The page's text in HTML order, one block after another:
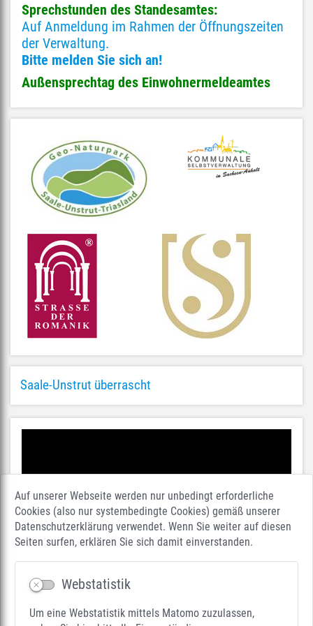
Auf unserer Webseite werden nur unbedingt erforderliche
Cookies (also nur systembedingte Cookies) gemäß unserer
Datenschutzerklärung verwendet. Wenn Sie weiter auf diesen
Seiten surfen, erklären Sie sich damit einverstanden.
Webstatistik
Um eine Webstatistik mittels Matomo zuzulassen,
Sprechstunden des Standesamtes:
Auf Anmeldung im Rahmen der Öffnungszeiten
der Verwaltung.
Bitte melden Sie sich an!
Außensprechtag des Einwohnermeldeamtes
Saale-Unstrut überrascht